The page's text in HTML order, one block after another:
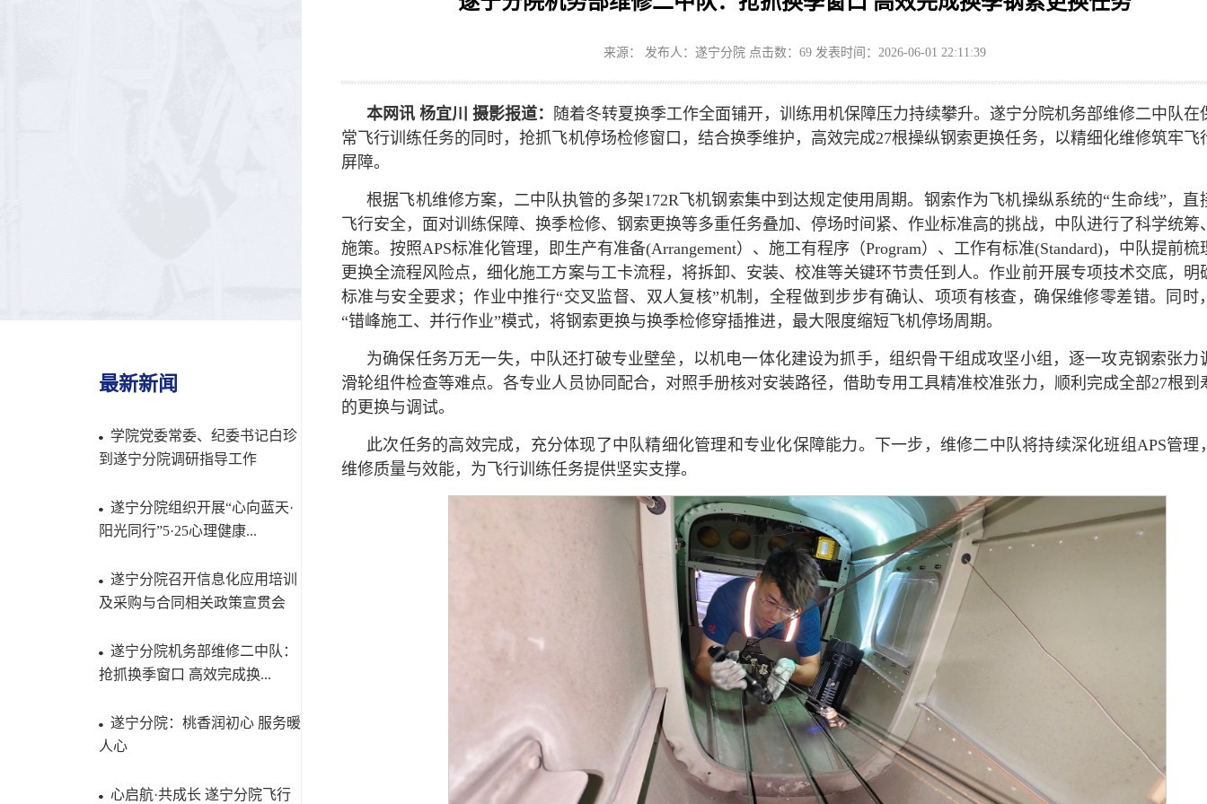
最新新闻
学院党委常委、纪委书记白珍
到遂宁分院调研指导工作
遂宁分院组织开展“心向蓝天·
阳光同行”5·25心理健康...
遂宁分院召开信息化应用培训
及采购与合同相关政策宣贯会
遂宁分院机务部维修二中队：
抢抓换季窗口 高效完成换...
遂宁分院：桃香润初心 服务暖
人心
心启航·共成长 遂宁分院飞行
来源： 发布人：遂宁分院 点击数： 69 发表时间：2026-06-01 22:11:39
本网讯 杨宜川 摄影报道：
随着冬转夏换季工作全面铺开，训练用机保障压力持续攀升。遂宁分院机务部维修二中队在
常飞行训练任务的同时，抢抓飞机停场检修窗口，结合换季维护，高效完成27根操纵钢索更换任务，以精细化维修筑牢飞
屏障。
根据飞机维修方案，二中队执管的多架172R飞机钢索集中到达规定使用周期。钢索作为飞机操纵系统的“生命线”，直
飞行安全，面对训练保障、换季检修、钢索更换等多重任务叠加、停场时间紧、作业标准高的挑战，中队进行了科学统筹
施策。按照APS标准化管理，即生产有准备(Arrangement）、施工有程序（Program）、工作有标准(Standard)，中队提前梳
更换全流程风险点，细化施工方案与工卡流程，将拆卸、安装、校准等关键环节责任到人。作业前开展专项技术交底，明
标准与安全要求；作业中推行“交叉监督、双人复核”机制，全程做到步步有确认、项项有核查，确保维修零差错。同时
“错峰施工、并行作业”模式，将钢索更换与换季检修穿插推进，最大限度缩短飞机停场周期。
为确保任务万无一失，中队还打破专业壁垒，以机电一体化建设为抓手，组织骨干组成攻坚小组，逐一攻克钢索张力
滑轮组件检查等难点。各专业人员协同配合，对照手册核对安装路径，借助专用工具精准校准张力，顺利完成全部27根到
的更换与调试。
此次任务的高效完成，充分体现了中队精细化管理和专业化保障能力。下一步，维修二中队将持续深化班组APS管理
维修质量与效能，为飞行训练任务提供坚实支撑。